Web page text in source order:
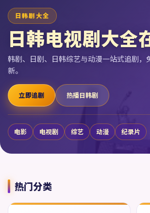
日韩剧大全
日韩电视剧大全
韩剧、日剧、日韩综艺与动漫一站式追剧
新。
立即追剧 热播日韩剧
电影 电视剧 综艺 动漫 纪录片
热门分类